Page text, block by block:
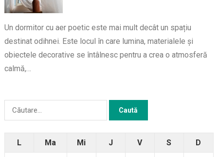
Un dormitor cu aer poetic este mai mult decât un spațiu
destinat odihnei. Este locul în care lumina, materialele și
obiectele decorative se întâlnesc pentru a crea o atmosferă
calmă,…
Caută
L Ma Mi J V S D